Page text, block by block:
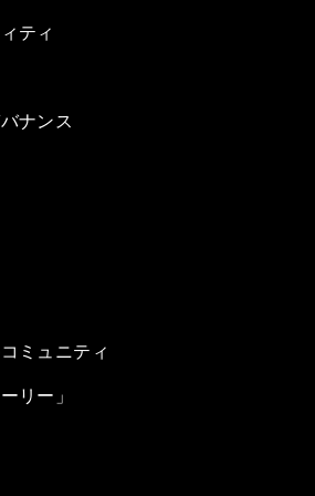
ティ
ナンス
ミュニティ
リー」